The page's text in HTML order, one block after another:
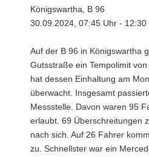
Königswartha, B 96
30.09.2024, 07:45 Uhr - 12:30
Auf der B 96 in Königswartha
Gutsstraße ein Tempolimit
hat dessen Einhaltung am
überwacht. Insgesamt
Messstelle. Davon waren 95
erlaubt. 69 Überschreitungen
nach sich. Auf 26 Fahrer
zu. Schnellster war ein